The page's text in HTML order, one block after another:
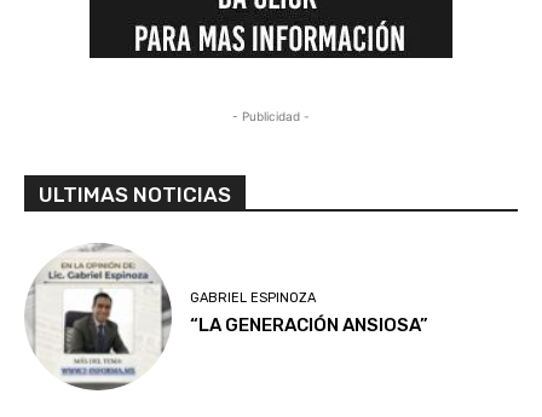
- Publicidad -
ULTIMAS NOTICIAS
GABRIEL ESPINOZA
“LA GENERACIÓN ANSIOSA”